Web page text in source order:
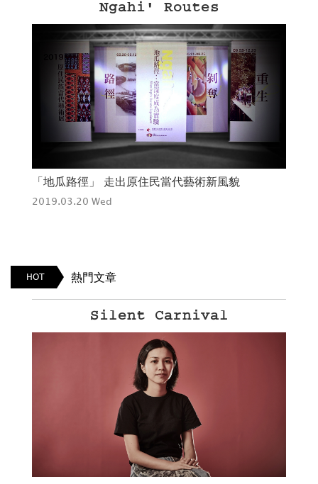
Ngahi' Routes
「地瓜路徑」 走出原住民當代藝術新風貌
2019.03.20 Wed
HOT 熱門文章
Silent Carnival